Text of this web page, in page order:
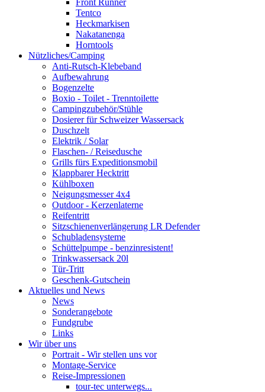
Front Runner
Tentco
Heckmarkisen
Nakatanenga
Horntools
Nützliches/Camping
Anti-Rutsch-Klebeband
Aufbewahrung
Bogenzelte
Boxio - Toilet - Trenntoilette
Campingzubehör/Stühle
Dosierer für Schweizer Wassersack
Duschzelt
Elektrik / Solar
Flaschen- / Reisedusche
Grills fürs Expeditionsmobil
Klappbarer Hecktritt
Kühlboxen
Neigungsmesser 4x4
Outdoor - Kerzenlaterne
Reifentritt
Sitzschienenverlängerung LR Defender
Schubladensysteme
Schüttelpumpe - benzinresistent!
Trinkwassersack 20l
Tür-Tritt
Geschenk-Gutschein
Aktuelles und News
News
Sonderangebote
Fundgrube
Links
Wir über uns
Portrait - Wir stellen uns vor
Montage-Service
Reise-Impressionen
tour-tec unterwegs...